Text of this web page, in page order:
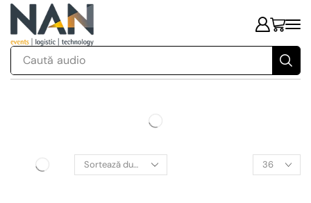
Caută audio